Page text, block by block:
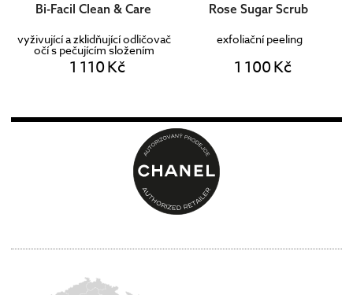
Bi-Facil Clean & Care
vyživující a zklidňující odličovač
očí s pečujícím složením
1 110 Kč
Rose Sugar Scrub
exfoliační peeling
1 100 Kč